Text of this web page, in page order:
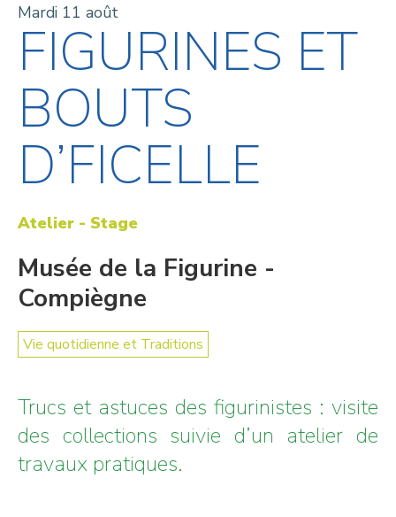
Mardi 11 août
FIGURINES ET
BOUTS
D’FICELLE
Atelier - Stage
Musée de la Figurine -
Compiègne
Vie quotidienne et Traditions
Trucs et astuces des figurinistes : visite
des collections suivie d’un atelier de
travaux pratiques.